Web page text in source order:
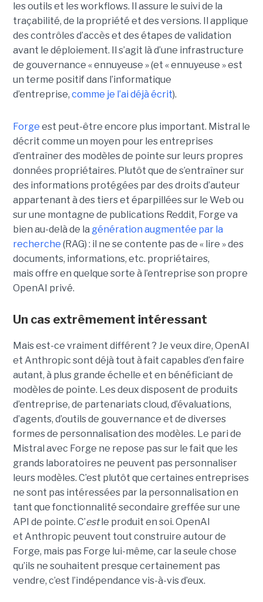
les outils et les workflows. Il assure le suivi de la
traçabilité, de la propriété et des versions. Il applique
des contrôles d’accès et des étapes de validation
avant le déploiement. Il s’agit là d’une infrastructure
de gouvernance « ennuyeuse » (et « ennuyeuse » est
un terme positif dans l’informatique
d’entreprise, comme je l’ai déjà écrit).
Forge est peut-être encore plus important. Mistral le
décrit comme un moyen pour les entreprises
d’entraîner des modèles de pointe sur leurs propres
données propriétaires. Plutôt que de s’entraîner sur
des informations protégées par des droits d’auteur
appartenant à des tiers et éparpillées sur le Web ou
sur une montagne de publications Reddit, Forge va
bien au-delà de la génération augmentée par la
recherche (RAG) : il ne se contente pas de « lire » des
documents, informations, etc. propriétaires,
mais offre en quelque sorte à l’entreprise son propre
OpenAI privé.
Un cas extrêmement intéressant
Mais est-ce vraiment différent ? Je veux dire, OpenAI
et Anthropic sont déjà tout à fait capables d’en faire
autant, à plus grande échelle et en bénéficiant de
modèles de pointe. Les deux disposent de produits
d’entreprise, de partenariats cloud, d’évaluations,
d’agents, d’outils de gouvernance et de diverses
formes de personnalisation des modèles. Le pari de
Mistral avec Forge ne repose pas sur le fait que les
grands laboratoires ne peuvent pas personnaliser
leurs modèles. C’est plutôt que certaines entreprises
ne sont pas intéressées par la personnalisation en
tant que fonctionnalité secondaire greffée sur une
API de pointe. C’est le produit en soi. OpenAI
et Anthropic peuvent tout construire autour de
Forge, mais pas Forge lui-même, car la seule chose
qu’ils ne souhaitent presque certainement pas
vendre, c’est l’indépendance vis-à-vis d’eux.